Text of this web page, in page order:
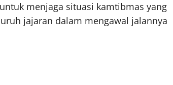
menjaga situasi kamtibmas yang
jajaran dalam mengawal jalannya